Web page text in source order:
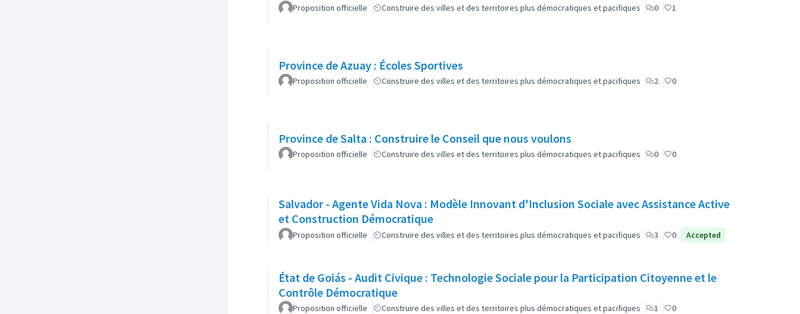
Proposition officielle Construire des villes et des territoires plus démocratiques et pacifiques 0 1
Province de Azuay : Écoles Sportives
Proposition officielle Construire des villes et des territoires plus démocratiques et pacifiques 2 0
Province de Salta : Construire le Conseil que nous voulons
Proposition officielle Construire des villes et des territoires plus démocratiques et pacifiques 0 0
Salvador - Agente Vida Nova : Modèle Innovant d'Inclusion Sociale avec Assistance Active
et Construction Démocratique
Proposition officielle Construire des villes et des territoires plus démocratiques et pacifiques 3 0 Accepted
État de Goiás - Audit Civique : Technologie Sociale pour la Participation Citoyenne et le
Contrôle Démocratique
Proposition officielle Construire des villes et des territoires plus démocratiques et pacifiques 1 0